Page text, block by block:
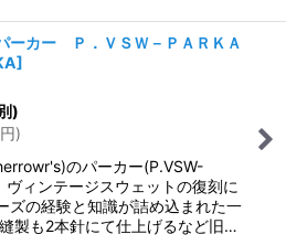
ーカー Ｐ．ＶＳＷ－ＰＡＲＫＡ
]
)
円)
のパーカー(P.VSW-
ヴィンテージスウェットの復刻に
ズの経験と知識が詰め込まれた一
製も2本針にて仕上げるなど旧…